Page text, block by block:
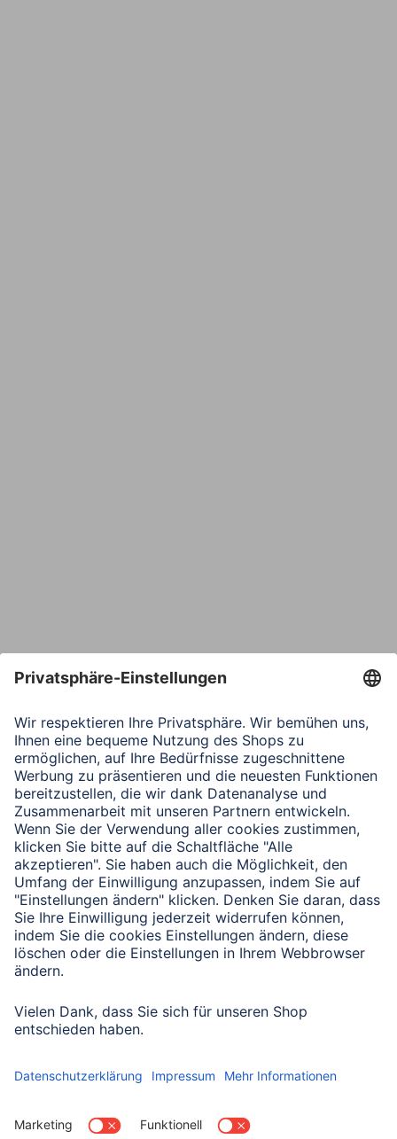
Verbleibende Zeichen: 1000/ 1000
Senden
Mit Absenden des Formulars bestätigen Sie, dass Sie unsere
Datenschutzbestimmungen zur Formulardatenverarbeitung zur
Datenschutz